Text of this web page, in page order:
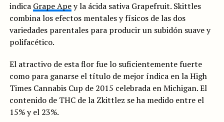
indica Grape Apey la ácida sativa Grapefruit. Skittles
combina los efectos mentales y físicos de las dos
variedades parentales para producir un subidón suave y
polifacético.
El atractivo de esta flor fue lo suficientemente fuerte
como para ganarse el título de mejor índica en la High
Times Cannabis Cup de 2015 celebrada en Michigan. El
contenido de THC de la Zkittlez se ha medido entre el
15% y el 23%.